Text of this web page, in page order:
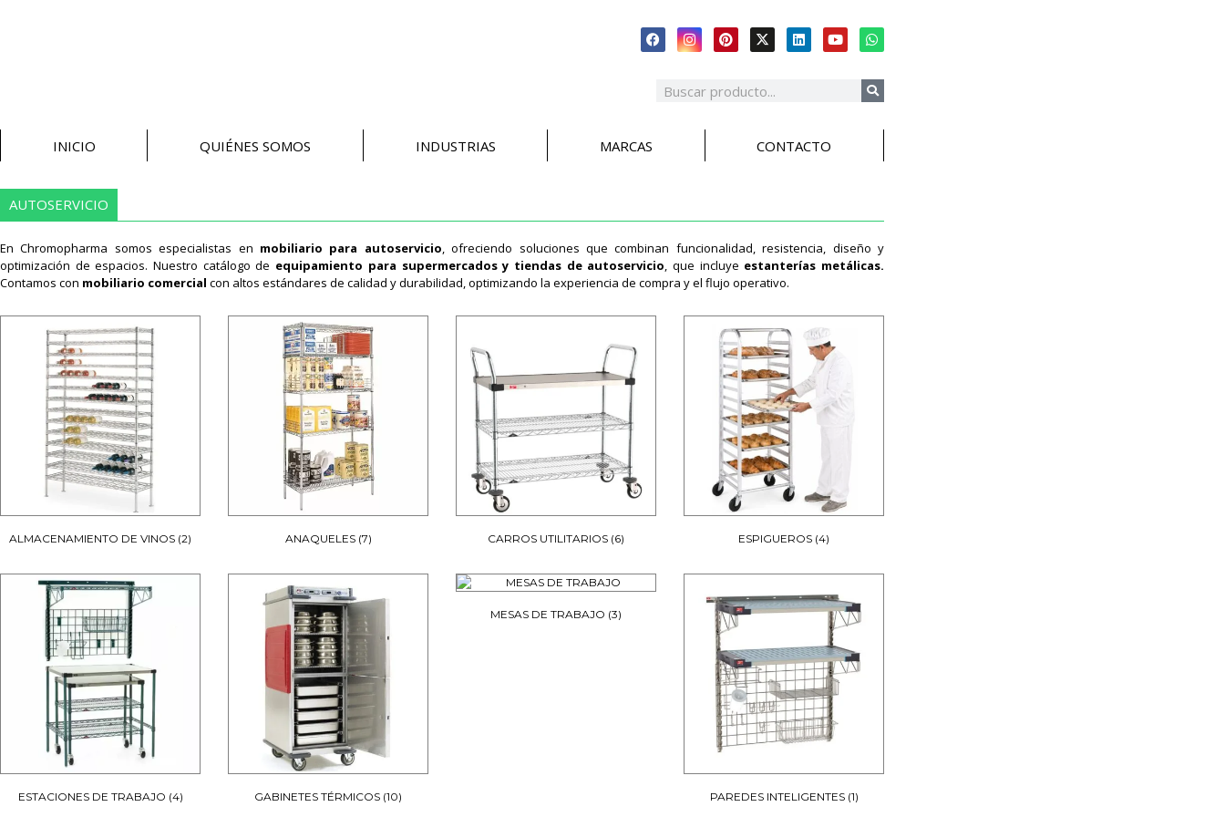
INICIO QUIÉNES SOMOS INDUSTRIAS MARCAS CONTACTO
AUTOSERVICIO
En Chromopharma somos especialistas en mobiliario para autoservicio, ofreciendo soluciones que combinan funcionalidad, resistencia, diseño y
optimización de espacios. Nuestro catálogo de equipamiento para supermercados y tiendas de autoservicio, que incluye estanterías metálicas.
Contamos con mobiliario comercial con altos estándares de calidad y durabilidad, optimizando la experiencia de compra y el flujo operativo.
ALMACENAMIENTO DE VINOS (2) ANAQUELES (7) CARROS UTILITARIOS (6) ESPIGUEROS (4)
ESTACIONES DE TRABAJO (4) GABINETES TÉRMICOS (10)
MESAS DE TRABAJO (3)
PAREDES INTELIGENTES (1)